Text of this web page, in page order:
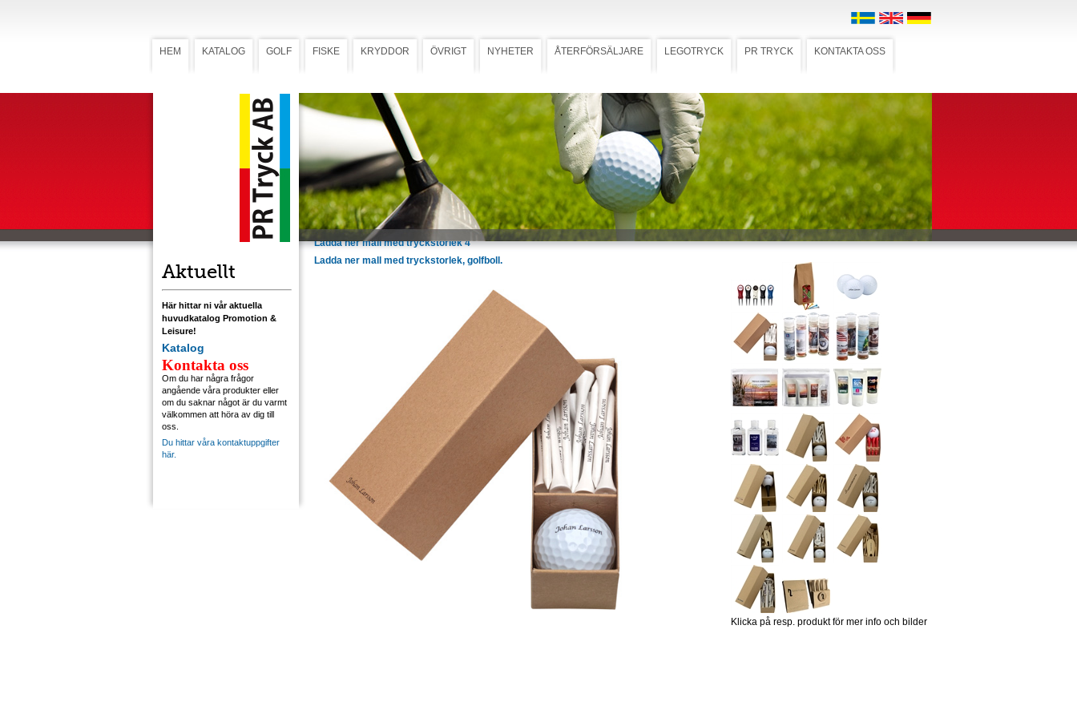
HEM KATALOG GOLF FISKE KRYDDOR ÖVRIGT NYHETER ÅTERFÖRSÄLJARE LEGOTRYCK PR TRYCK KONTAKTA OSS
Aktuellt
Här hittar ni vår aktuella
huvudkatalog Promotion &
Leisure!
Katalog
Kontakta oss
Om du har några frågor
angående våra produkter eller
om du saknar något är du varmt
välkommen att höra av dig till
oss.
Du hittar våra kontaktuppgifter
här.
Bollar och peggar med namntryck, VIP
Bollar och peggar med
namntryck, VIP
Personligt startkit inkl 1 boll och 20 peggar. 1-
färgstryckt namn på bollar, peggar och
pappersask av 100% returfiber.
Ladda ner mall med tryckstorlek 2 1/8"
Ladda ner mall med tryckstorlek 2 3/4"
Ladda ner mall med tryckstorlek 3 1/4"
Ladda ner mall med tryckstorlek 4"
Ladda ner mall med tryckstorlek, golfboll.
Klicka på resp. produkt för mer info och bilder
Ladda ner högupplöst bild